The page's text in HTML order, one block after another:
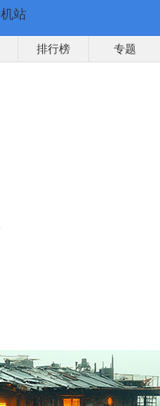
排行榜 专题